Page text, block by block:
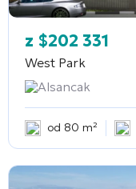
z $202 331
West Park
Alsancak
od 80 m²